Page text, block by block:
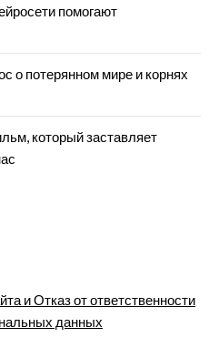
помогают
о потерянном мире и корнях
который заставляет
и Отказ от ответственности
данных